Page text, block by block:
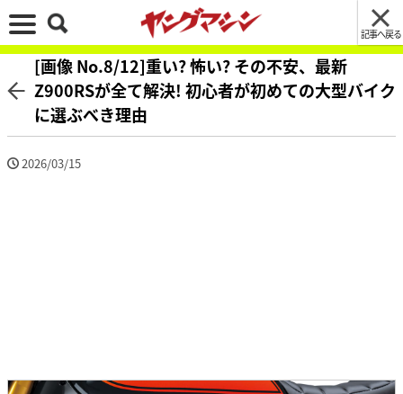
記事へ戻る
[画像 No.8/12]重い? 怖い? その不安、最新
Z900RSが全て解決! 初心者が初めての大型バイク
に選ぶべき理由
2026/03/15